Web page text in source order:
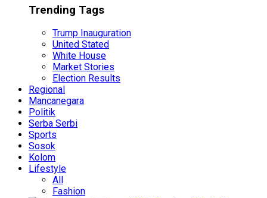
Trending Tags
Trump Inauguration
United Stated
White House
Market Stories
Election Results
Regional
Mancanegara
Politik
Serba Serbi
Sports
Sosok
Kolom
Lifestyle
All
Fashion